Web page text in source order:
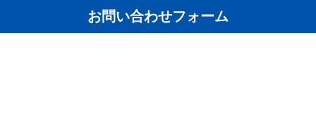
お問い合わせフォーム